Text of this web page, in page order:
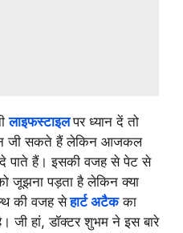
लाइफस्टाइल पर ध्यान दें तो
जी सकते हैं लेकिन आजकल
दे पाते हैं। इसकी वजह से पेट से
जूझना पड़ता है लेकिन क्या
की वजह सेहार्ट अटैक का
जी हां, डॉक्टर शुभम ने इस बारे